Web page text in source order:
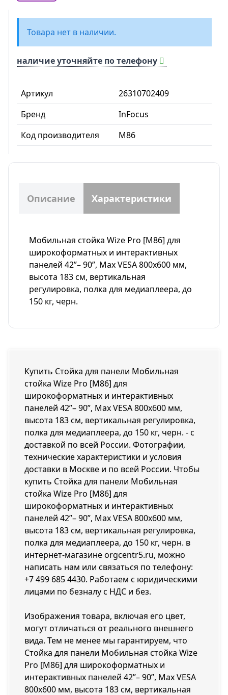
Артикул
26310702409
Бренд
InFocus
Код производителя
M86
Товара нет в наличии.
наличие уточняйте по телефону
Описание Характеристики
Мобильная стойка Wize Pro [M86] для
широкоформатных и интерактивных
панелей 42”– 90”, Max VESA 800x600 мм,
высота 183 см, вертикальная
регулировка, полка для медиаплеера, до
150 кг, черн.
Купить Стойка для панели Мобильная
стойка Wize Pro [M86] для
широкоформатных и интерактивных
панелей 42”– 90”, Max VESA 800x600 мм,
высота 183 см, вертикальная регулировка,
полка для медиаплеера, до 150 кг, черн. - с
доставкой по всей России. Фотографии,
технические характеристики и условия
доставки в Москве и по всей России. Чтобы
купить Стойка для панели Мобильная
стойка Wize Pro [M86] для
широкоформатных и интерактивных
панелей 42”– 90”, Max VESA 800x600 мм,
высота 183 см, вертикальная регулировка,
полка для медиаплеера, до 150 кг, черн. в
интернет-магазине orgcentr5.ru, можно
написать нам или связаться по телефону:
+7 499 685 4430. Работаем с юридическими
лицами по безналу с НДС и без.
Изображения товара, включая его цвет,
могут отличаться от реального внешнего
вида. Тем не менее мы гарантируем, что
Стойка для панели Мобильная стойка Wize
Pro [M86] для широкоформатных и
интерактивных панелей 42”– 90”, Max VESA
800x600 мм, высота 183 см, вертикальная